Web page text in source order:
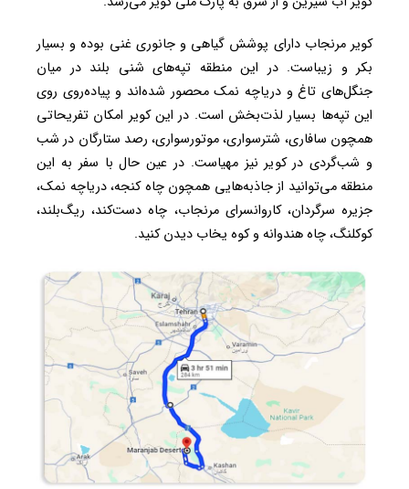
کویر مرنجاب دارای پوشش گیاهی و جانوری غنی بوده و بسیار
بکر و زیباست. در این منطقه تپه‌های شنی بلند در میان
جنگل‌های تاغ و دریاچه نمک محصور شده‌اند و پیاده‌روی روی
این تپه‌ها بسیار لذت‌بخش است. در این کویر امکان تفریحاتی
همچون سافاری، شترسواری، موتورسواری، رصد ستارگان در شب
و شب‌گردی در کویر نیز مهیاست. در عین حال با سفر به این
منطقه می‌توانید از جاذبه‌هایی همچون چاه کنجه، دریاچه نمک،
جزیره سرگردان، کاروانسرای مرنجاب، چاه دست‌کند، ریگ‌بلند،
کوکلنگ، چاه هندوانه و کوه یخاب دیدن کنید.